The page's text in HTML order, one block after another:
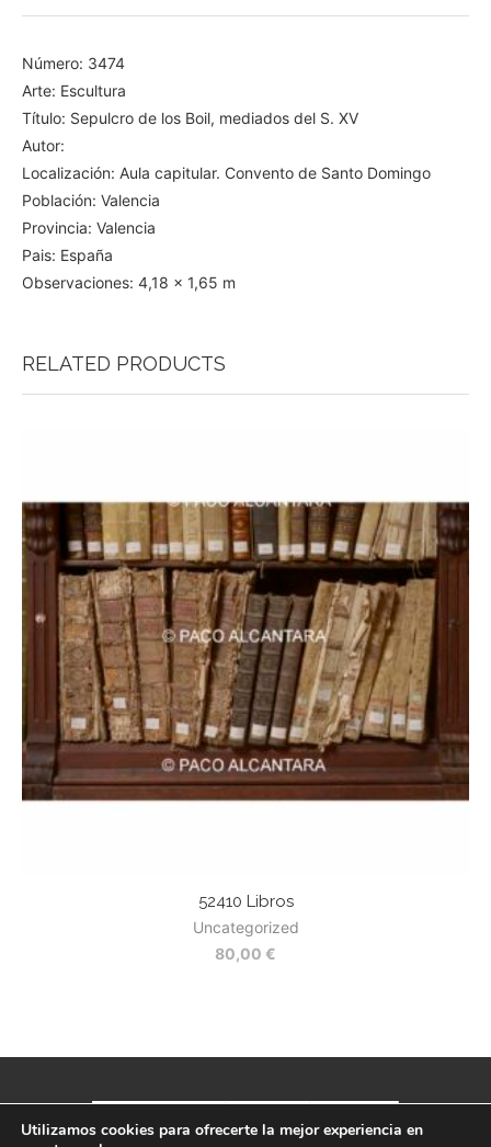
Número: 3474
Arte: Escultura
Título: Sepulcro de los Boil, mediados del S. XV
Autor:
Localización: Aula capitular. Convento de Santo Domingo
Población: Valencia
Provincia: Valencia
Pais: España
Observaciones: 4,18 x 1,65 m
RELATED PRODUCTS
52410 Libros
Uncategorized
80,00 €
Utilizamos cookies para ofrecerte la mejor experiencia en